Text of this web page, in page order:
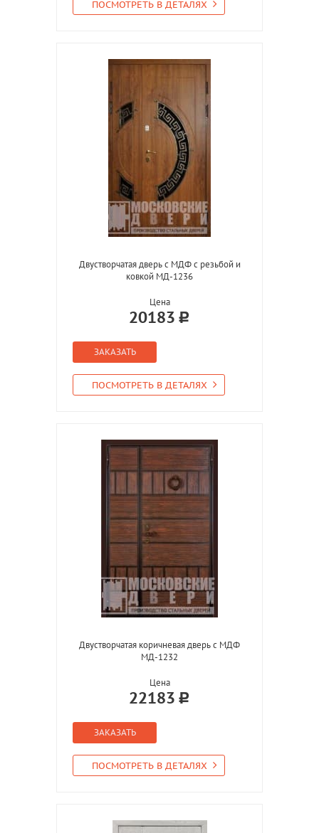
ПОСМОТРЕТЬ В ДЕТАЛЯХ
Двустворчатая дверь с МДФ с резьбой и
ковкой МД-1236
Цена
20183
ЗАКАЗАТЬ
ПОСМОТРЕТЬ В ДЕТАЛЯХ
Двустворчатая коричневая дверь с МДФ
МД-1232
Цена
22183
ЗАКАЗАТЬ
ПОСМОТРЕТЬ В ДЕТАЛЯХ